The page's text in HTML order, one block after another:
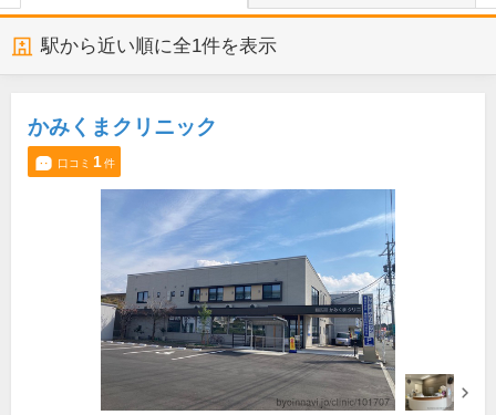
駅から近い順に全1件を表示
かみくまクリニック
口コミ 1件